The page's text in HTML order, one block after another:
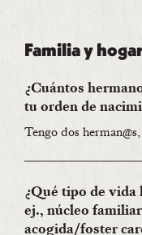
Familia y hogar
¿Cuántos
tu orden de
Tengo dos
¿Qué tipo de
ej., núcleo
acogida/foster